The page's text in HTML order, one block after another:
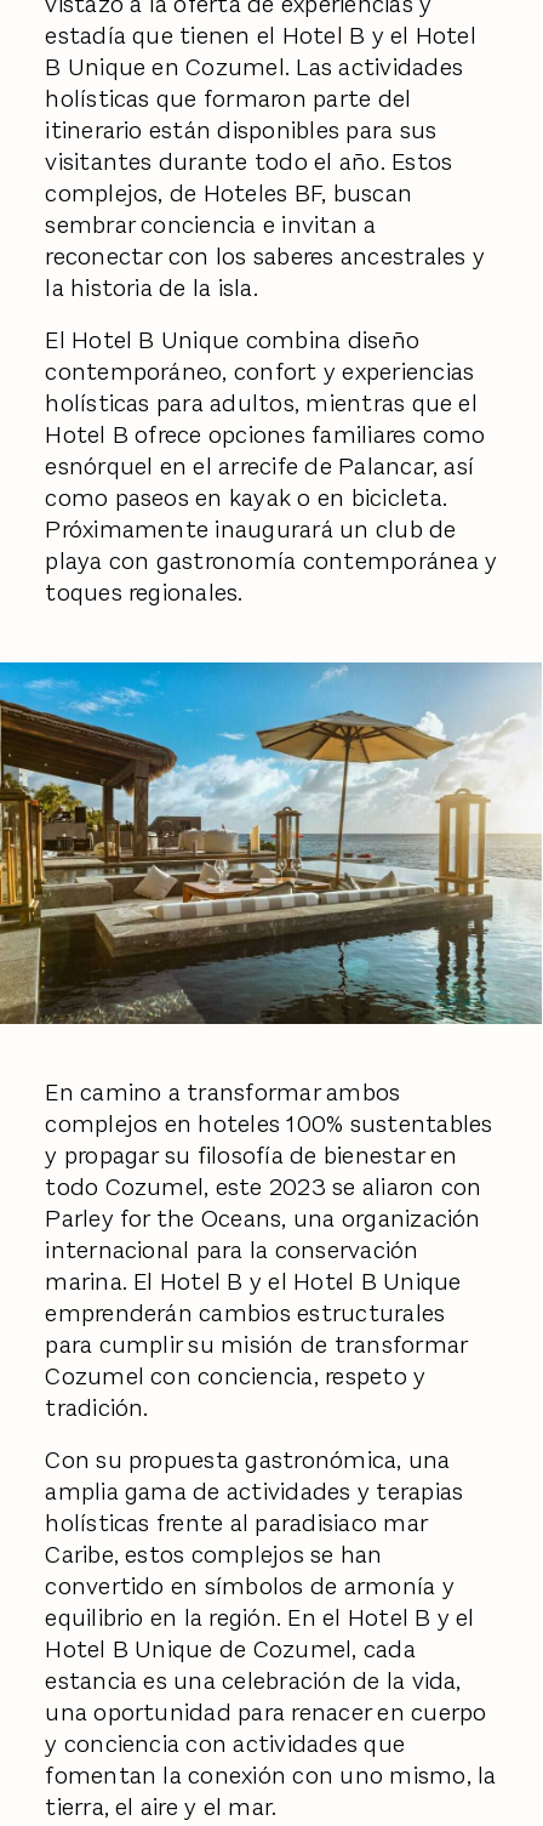
estadía que tienen el Hotel B y el Hotel
B Unique en Cozumel. Las actividades
holísticas que formaron parte del
itinerario están disponibles para sus
visitantes durante todo el año. Estos
complejos, de Hoteles BF, buscan
sembrar conciencia e invitan a
reconectar con los saberes ancestrales y
la historia de la isla.
El Hotel B Unique combina diseño
contemporáneo, confort y experiencias
holísticas para adultos, mientras que el
Hotel B ofrece opciones familiares como
esnórquel en el arrecife de Palancar, así
como paseos en kayak o en bicicleta.
Próximamente inaugurará un club de
playa con gastronomía contemporánea y
toques regionales.
En camino a transformar ambos
complejos en hoteles 100% sustentables
y propagar su filosofía de bienestar en
todo Cozumel, este 2023 se aliaron con
Parley for the Oceans, una organización
internacional para la conservación
marina. El Hotel B y el Hotel B Unique
emprenderán cambios estructurales
para cumplir su misión de transformar
Cozumel con conciencia, respeto y
tradición.
Con su propuesta gastronómica, una
amplia gama de actividades y terapias
holísticas frente al paradisiaco mar
Caribe, estos complejos se han
convertido en símbolos de armonía y
equilibrio en la región. En el Hotel B y el
Hotel B Unique de Cozumel, cada
estancia es una celebración de la vida,
una oportunidad para renacer en cuerpo
y conciencia con actividades que
fomentan la conexión con uno mismo, la
tierra, el aire y el mar.